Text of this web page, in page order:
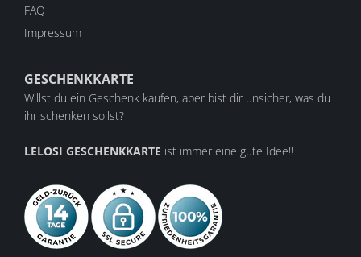
FAQ
Impressum
GESCHENKKARTE
Willst du ein Geschenk kaufen, aber bist dir unsicher, was du
ihr schenken sollst?
LELOSI GESCHENKKARTE ist immer eine gute Idee!!